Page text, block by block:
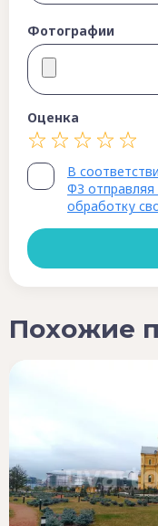
Фотографии
Оценка
В
ФЗ
обработку
Похожие